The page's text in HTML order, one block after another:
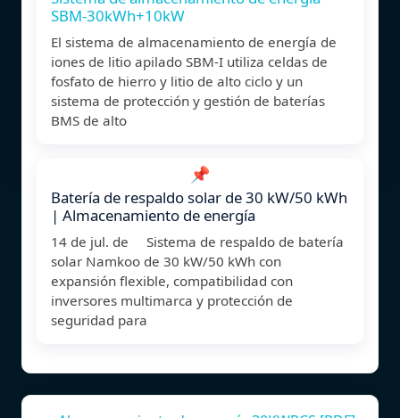
SBM-30kWh+10kW
El sistema de almacenamiento de energía de
iones de litio apilado SBM-I utiliza celdas de
fosfato de hierro y litio de alto ciclo y un
sistema de protección y gestión de baterías
BMS de alto
📌
Batería de respaldo solar de 30 kW/50 kWh
| Almacenamiento de energía
14 de jul. de Sistema de respaldo de batería
solar Namkoo de 30 kW/50 kWh con
expansión flexible, compatibilidad con
inversores multimarca y protección de
seguridad para